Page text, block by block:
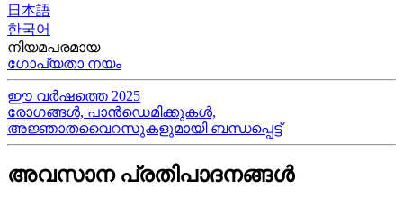
日本語
한국어
നിയമപരമായ
ഗോപ്യതാ നയം
ഈ വർഷത്തെ 2025
രോഗങ്ങൾ, പാൻഡെമിക്കുകൾ,
അജ്ഞാതവൈറസുകളുമായി ബന്ധപ്പെട്ട്
അവസാന പ്രതിപാദനങ്ങൾ